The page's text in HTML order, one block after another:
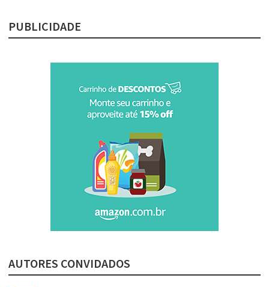
PUBLICIDADE
AUTORES CONVIDADOS